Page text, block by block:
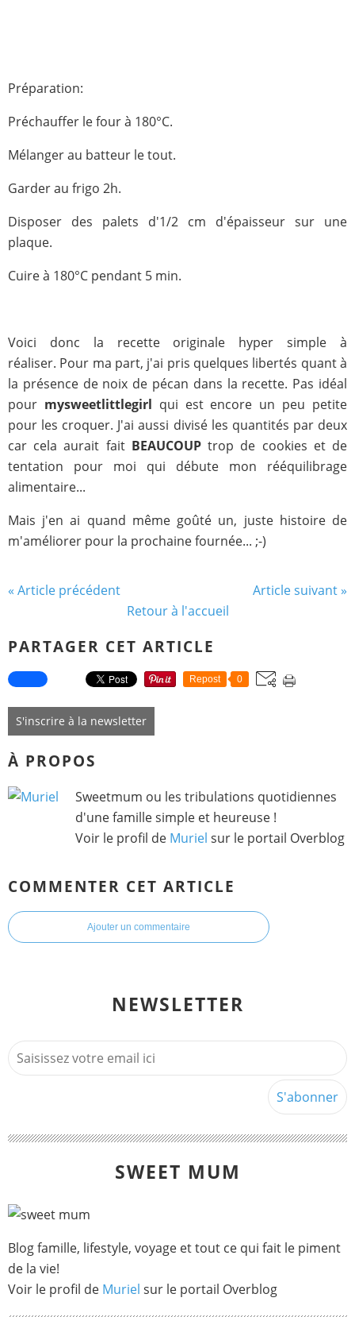
Préparation:
Préchauffer le four à 180°C.
Mélanger au batteur le tout.
Garder au frigo 2h.
Disposer des palets d'1/2 cm d'épaisseur sur une
plaque.
Cuire à 180°C pendant 5 min.
Voici donc la recette originale hyper simple à
réaliser. Pour ma part, j'ai pris quelques libertés quant à
la présence de noix de pécan dans la recette. Pas idéal
pour mysweetlittlegirl qui est encore un peu petite
pour les croquer. J'ai aussi divisé les quantités par deux
car cela aurait fait BEAUCOUPtrop de cookies et de
tentation pour moi qui débute mon rééquilibrage
alimentaire...
Mais j'en ai quand même goûté un, juste histoire de
m'améliorer pour la prochaine fournée... ;-)
« Article précédent
Article suivant »
Retour à l'accueil
PARTAGER CET ARTICLE
Repost 0
S'inscrire à la newsletter
À PROPOS
Sweetmum ou les tribulations quotidiennes
d'une famille simple et heureuse !
Voir le profil de Muriel sur le portail Overblog
COMMENTER CET ARTICLE
Ajouter un commentaire
NEWSLETTER
SWEET MUM
Blog famille, lifestyle, voyage et tout ce qui fait le piment
de la vie!
Voir le profil de Muriel sur le portail Overblog